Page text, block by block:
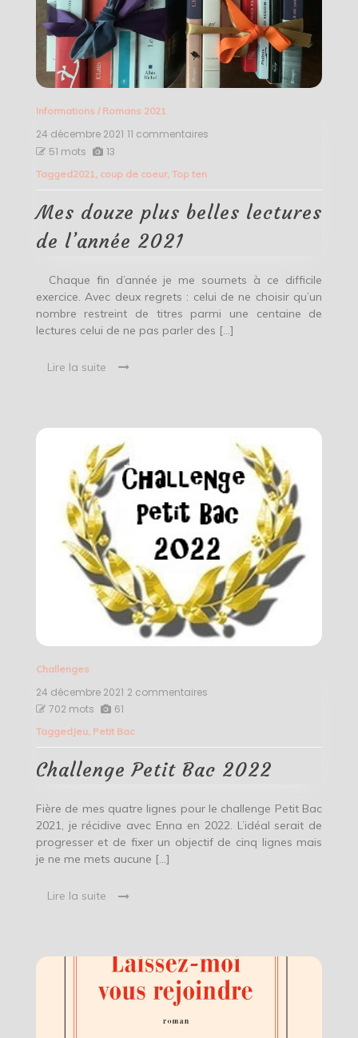
Informations / Romans 2021
24 décembre 2021 11 commentaires
lectures
de
51 mots 13
Tagged2021 coup de coeur, Top ten
Mes douze plus belles lectures
de l’année 2021
Chaque fin d’année je me soumets à ce difficile
exercice. Avec deux regrets : celui de ne choisir qu’un
nombre restreint de titres parmi une centaine de
lectures celui de ne pas parler des […]
Lire la suite
Challenges
24 décembre 2021 2 commentaires
702 mots 61
Tagged Jeu, Petit Bac
Challenge Petit Bac 2022
Fière de mes quatre lignes pour le challenge Petit Bac
2021, je récidive avec Enna en 2022. L’idéal serait de
progresser et de fixer un objectif de cinq lignes mais
je ne me mets aucune […]
Lire la suite